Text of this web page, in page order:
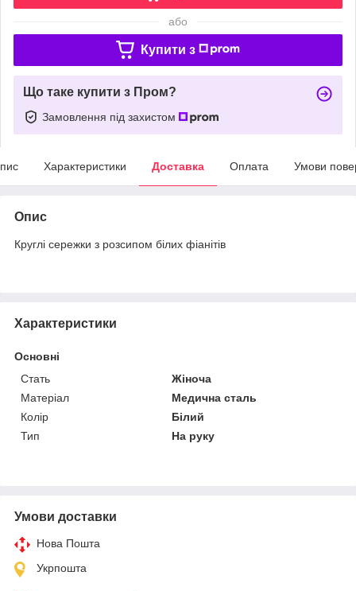
або
Купити з
Що таке купити з Пром?
Замовлення під захистом
Характеристики Доставка Оплата Умови
Опис
Круглі сережки з розсипом білих фіанітів
Характеристики
Основні
Стать
Жіноча
Матеріал
Медична сталь
Колір
Білий
Тип
На руку
Умови доставки
Нова Пошта
Укрпошта